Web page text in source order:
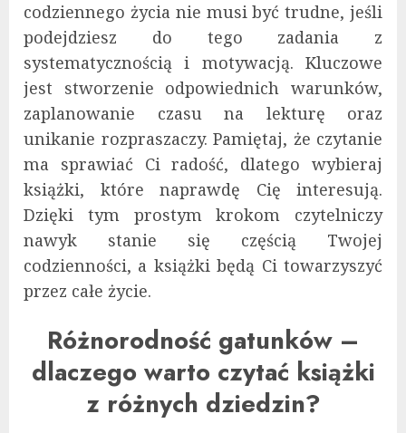
codziennego życia nie musi być trudne, jeśli
podejdziesz do tego zadania z
systematycznością i motywacją. Kluczowe
jest stworzenie odpowiednich warunków,
zaplanowanie czasu na lekturę oraz
unikanie rozpraszaczy. Pamiętaj, że czytanie
ma sprawiać Ci radość, dlatego wybieraj
książki, które naprawdę Cię interesują.
Dzięki tym prostym krokom czytelniczy
nawyk stanie się częścią Twojej
codzienności, a książki będą Ci towarzyszyć
przez całe życie.
Różnorodność gatunków –
dlaczego warto czytać książki
z różnych dziedzin?